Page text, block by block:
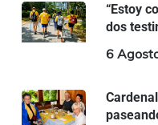
“Estoy
dos
6